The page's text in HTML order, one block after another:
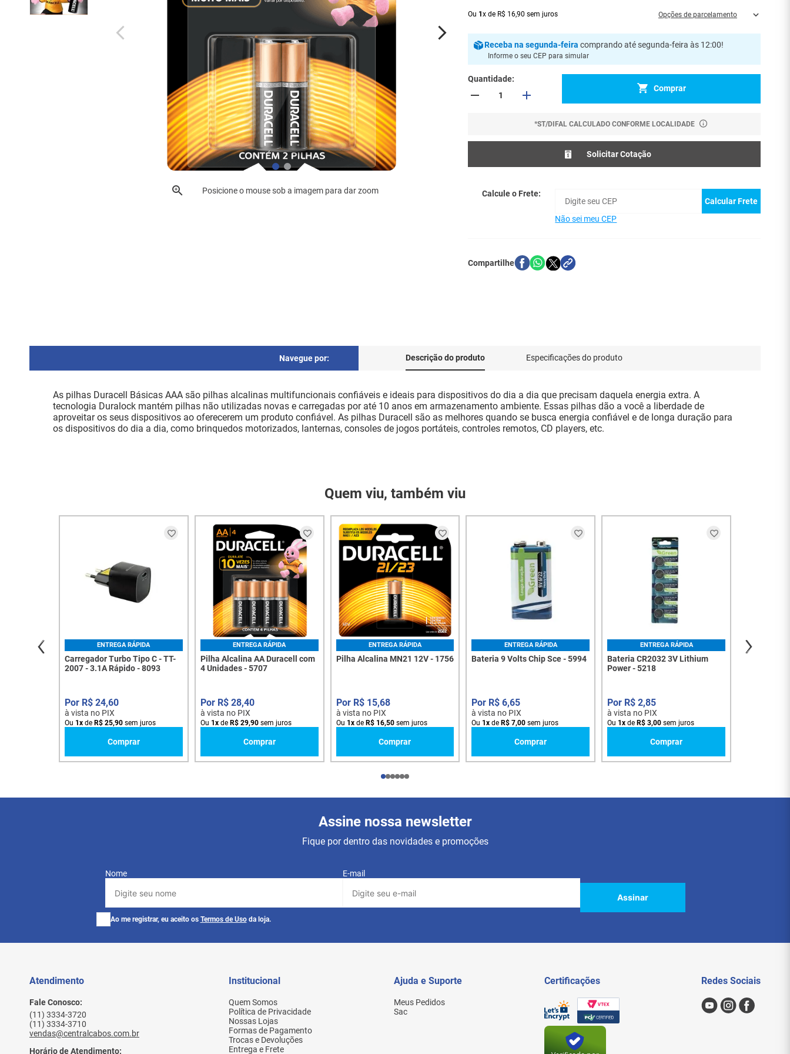
Posicione o mouse sob a imagem para dar zoom
Ou 1x de R$ 16,90 sem juros Opções de parcelamento
Recebana segunda-feira comprando até segunda-feira às 12:00!
Informe o seu CEP para simular
Quantidade
Comprar
*ST/DIFAL CALCULADO CONFORME LOCALIDADE
Solicitar Cotação
Calcule o Frete:
Calcular Frete
Não sei meu CEP
Navegue por: Descrição do produto Especificações do produto
As pilhas Duracell Básicas AAA são pilhas alcalinas multifuncionais confiáveis e ideais para dispositivos do dia a dia que precisam daquela energia extra. A
tecnologia Duralock mantém pilhas não utilizadas novas e carregadas por até 10 anos em armazenamento ambiente. Essas pilhas dão a você a liberdade de
aproveitar os seus dispositivos ao oferecerem um produto confiável. As pilhas Duracell são as melhores quando se busca energia confiável e de longa duração para
os dispositivos do dia a dia, como brinquedos motorizados, lanternas, consoles de jogos portáteis, controles remotos, CD players, etc.
Quem viu, também viu
ENTREGA RÁPIDA
Carregador Turbo Tipo C - TT-
2007 - 3.1A Rápido - 8093
R$ 24,60
à vista no PIX
Ou 1x de R$ 25,90 sem juros
Comprar
ENTREGA RÁPIDA
Pilha Alcalina AA Duracell com
4 Unidades - 5707
R$ 28,40
à vista no PIX
Ou 1xde R$ 29,90sem juros
Comprar
ENTREGA RÁPIDA
Pilha Alcalina MN21 12V - 1756
R$ 15,68
à vista no PIX
Ou 1xde R$ 16,50sem juros
Comprar
ENTREGA RÁPIDA
Bateria 9 Volts Chip Sce - 5994
R$ 6,65
à vista no PIX
Ou 1x deR$ 7,00 sem juros
Comprar
ENTREGA RÁPIDA
Bateria CR2032 3V Lithium
Power - 5218
R$ 2,85
à vista no PIX
Ou 1x deR$ 3,00 sem juros
Comprar
Assine nossa newsletter
Fique por dentro das novidades e promoções
Nome E-mail
Assinar
Ao me registrar, eu aceito os Termos de Uso da loja.
Atendimento
Fale Conosco:
(11) 3334-3720
(11) 3334-3710
vendas@centralcabos.com.br
Horário de Atendimento:
Institucional
Quem Somos
Política de Privacidade
Nossas Lojas
Formas de Pagamento
Trocas e Devoluções
Entrega e Frete
Ajuda e Suporte
Meus Pedidos
Sac
Certificações Redes Sociais